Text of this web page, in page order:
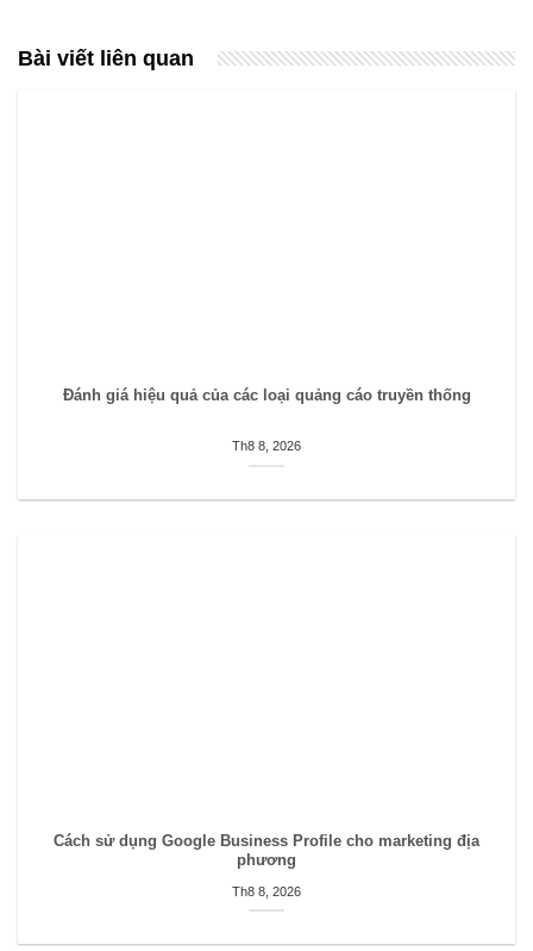
Bài viết liên quan
Đánh giá hiệu quả của các loại quảng cáo truyền thống
Th8 8, 2026
Cách sử dụng Google Business Profile cho marketing địa
phương
Th8 8, 2026